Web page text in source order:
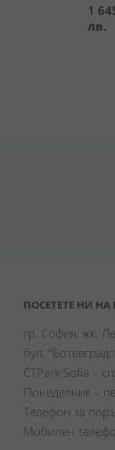
1
лв.
ПОСЕТЕТЕ НИ
гр. София, жк.
бул.
CTPark Sofia –
Понеделник –
Телефон за
Мобилен